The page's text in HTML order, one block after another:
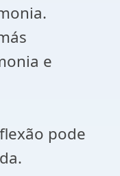
e
pode